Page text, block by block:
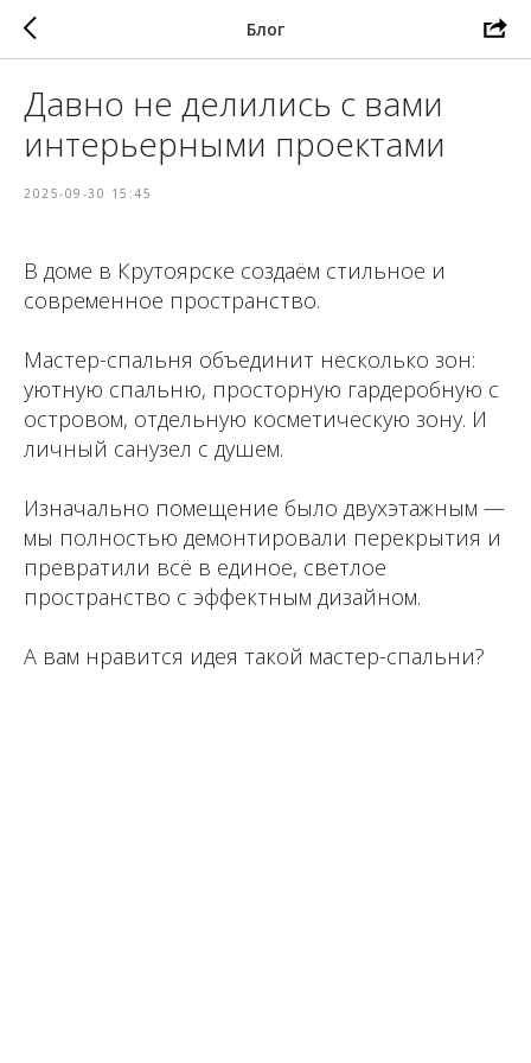
Блог
Давно не делились с вами
интерьерными проектами
2025-09-30 15:45
В доме в Крутоярске создаём стильное и
современное пространство.
Мастер-спальня объединит несколько зон:
уютную спальню, просторную гардеробную с
островом, отдельную косметическую зону. И
личный санузел с душем.
Изначально помещение было двухэтажным —
мы полностью демонтировали перекрытия и
превратили всё в единое, светлое
пространство с эффектным дизайном.
А вам нравится идея такой мастер-спальни?